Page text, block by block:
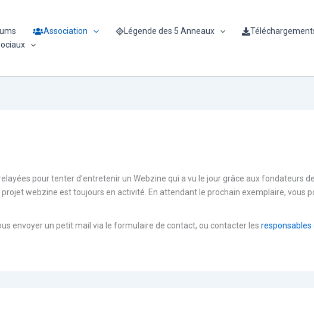
Association Légende des 5 Anneaux
pour tenter d’entretenir un Webzine qui a vu le jour grâce aux fondateurs
webzine est toujours en activité. En attendant le prochain exemplaire, vous
envoyer un petit mail via le formulaire de contact, ou contacter les responsables